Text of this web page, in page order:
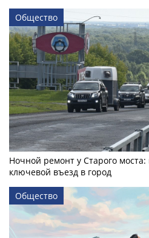
Общество
Ночной ремонт у Старого
ключевой въезд в город
Общество